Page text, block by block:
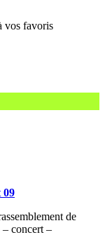
09
de
– concert –